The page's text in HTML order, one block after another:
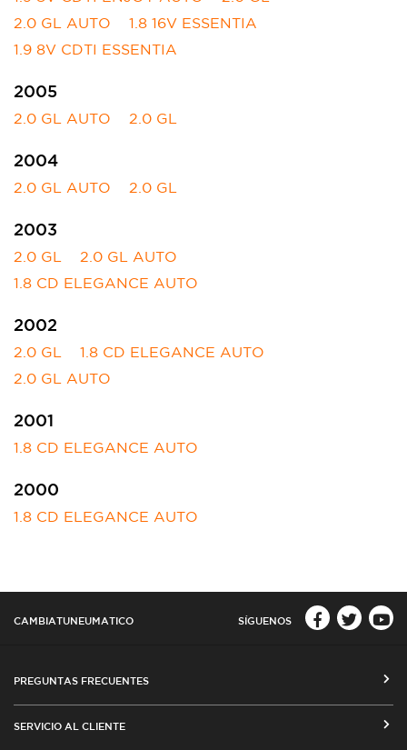
2.0 GL AUTO
1.8 16V ESSENTIA
1.9 8V CDTI ESSENTIA
2005
2.0 GL AUTO 2.0 GL
2004
2.0 GL AUTO 2.0 GL
2003
2.0 GL
2.0 GL AUTO
1.8 CD ELEGANCE AUTO
2002
2.0 GL
1.8 CD ELEGANCE AUTO
2.0 GL AUTO
2001
1.8 CD ELEGANCE AUTO
2000
1.8 CD ELEGANCE AUTO
CAMBIATUNEUMATICO SÍGUENOS
PREGUNTAS FRECUENTES
SERVICIO AL CLIENTE